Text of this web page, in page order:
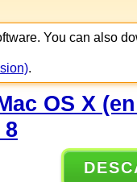
You can also
.
OS X
8